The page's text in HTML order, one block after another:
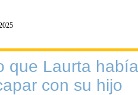
que Laurta
con su hijo